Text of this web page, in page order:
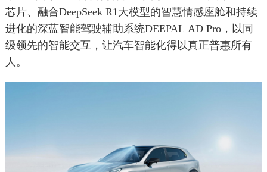
芯片、融合DeepSeek R1大模型的智慧情感座舱和持续
进化的深蓝智能驾驶辅助系统DEEPAL AD Pro，以同
级领先的智能交互，让汽车智能化得以真正普惠所有
人。